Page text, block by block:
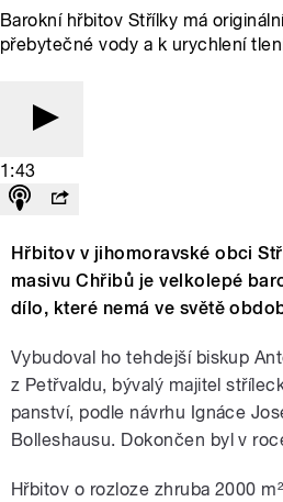
Barokní hřbitov Střílky má
přebytečné vody a k urychlení
1:43
Hřbitov v jihomoravské obci
masivu Chřibů je velkolepé
dílo, které nemá ve světě
Vybudoval ho tehdejší biskup
z Petřvaldu, bývalý majitel
panství, podle návrhu Ignáce
Bolleshausu. Dokončen byl v
Hřbitov o rozloze zhruba 2000